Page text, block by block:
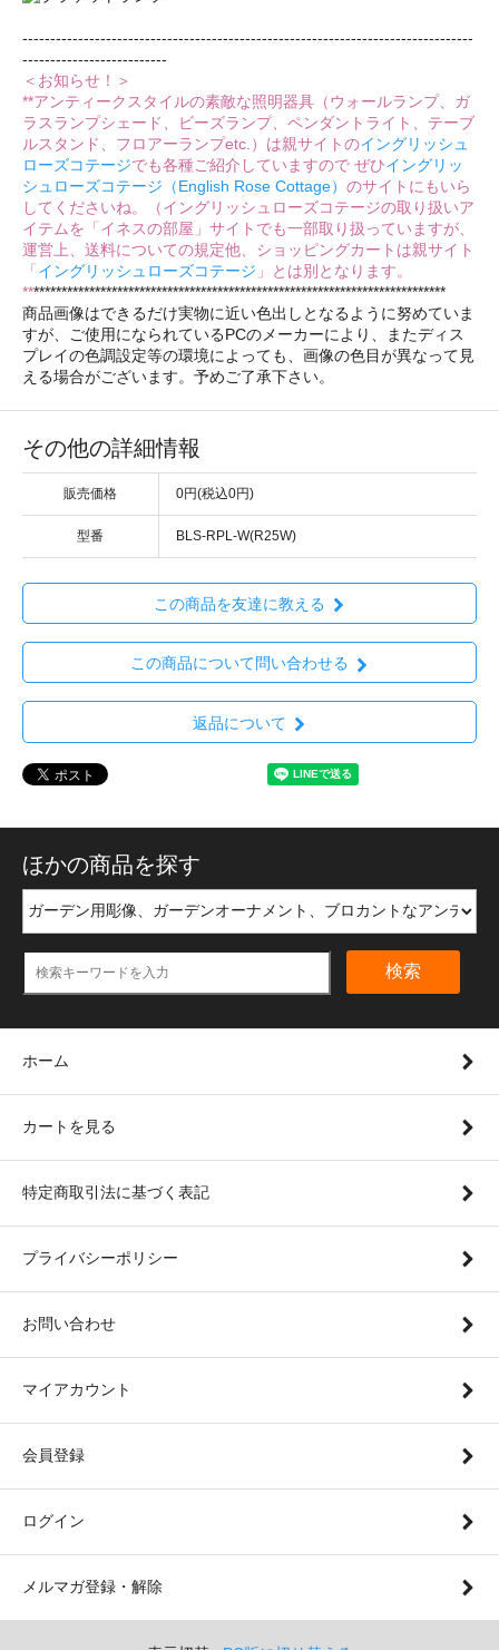
---------------------------------------------------------------------------------
--------------------------
＜お知らせ！＞
**アンティークスタイルの素敵な照明器具（ウォールランプ、ガ
ラスランプシェード、ビーズランプ、ペンダントライト、テーブ
ルスタンド、フロアーランプetc.）は親サイトのイングリッシュ
ローズコテージでも各種ご紹介していますので ぜひイングリッ
シュローズコテージ（English Rose Cottage） のサイトにもいら
してくださいね。（イングリッシュローズコテージの取り扱いア
イテムを「イネスの部屋」サイトでも一部取り扱っていますが、
運営上、送料についての規定他、ショッピングカートは親サイト
「 イングリッシュローズコテージ 」とは別となります。
****************************************************************************
商品画像はできるだけ実物に近い色出しとなるように努めていま
すが、ご使用になられているPCのメーカーにより、またディス
プレイの色調設定等の環境によっても、画像の色目が異なって見
える場合がございます。予めご了承下さい。
その他の詳細情報
販売価格 0円(税込0円)
型番 BLS-RPL-W(R25W)
この商品を友達に教える
この商品について問い合わせる
返品について
ほかの商品を探す
検索
ホーム
カートを見る
特定商取引法に基づく表記
プライバシーポリシー
お問い合わせ
マイアカウント
会員登録
ログイン
メルマガ登録・解除